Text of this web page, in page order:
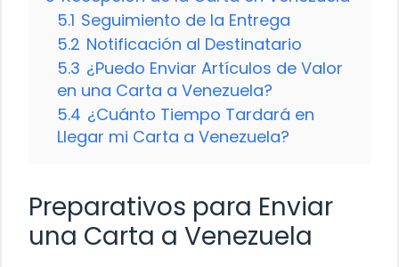
5.1 Seguimiento de la Entrega
5.2 Notificación al Destinatario
5.3 ¿Puedo Enviar Artículos de Valor
en una Carta a Venezuela?
5.4 ¿Cuánto Tiempo Tardará en
Llegar mi Carta a Venezuela?
Preparativos para Enviar
una Carta a Venezuela